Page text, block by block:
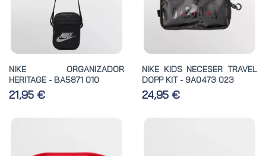
NIKE ORGANIZADOR
HERITAGE - BA5871 010
21,95 €
NIKE KIDS NECESER TRAVEL
DOPP KIT - 9A0473 023
24,95 €